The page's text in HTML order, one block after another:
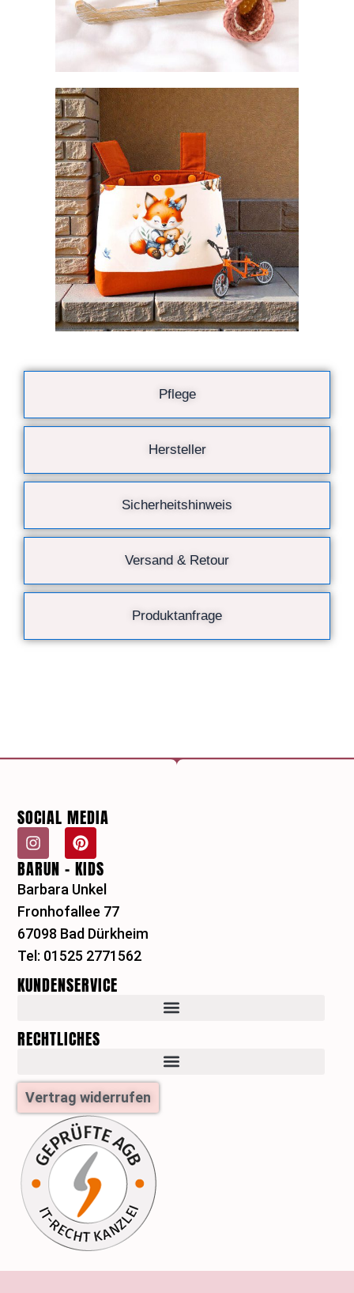
Pflege
Hersteller
Sicherheitshinweis
Versand & Retour
Produktanfrage
SOCIAL MEDIA
I
n
s
t
a
g
r
a
m
P
i
n
t
e
r
e
s
t
BARUN - KIDS
Barbara Unkel
Fronhofallee 77
67098 Bad Dürkheim
Tel: 01525 2771562
KUNDENSERVICE
RECHTLICHES
Vertrag widerrufen